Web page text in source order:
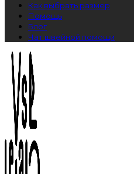
Как выбрать размер
Помощь
Блог
Чат швейной помощи